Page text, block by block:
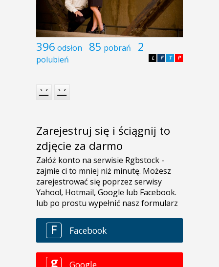
396 odsłon 85 pobrań 2
polubień P
T
F
L
Zarejestruj się i ściągnij to
zdjęcie za darmo